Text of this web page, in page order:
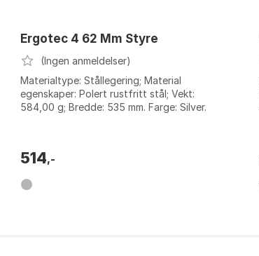
Ergotec 4 62 Mm Styre
(Ingen anmeldelser)
Materialtype: Stållegering; Material
egenskaper: Polert rustfritt stål; Vekt:
584,00 g; Bredde: 535 mm. Farge: Silver.
514,-